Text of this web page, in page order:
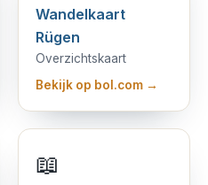
Wandelkaart
Rügen
Overzichtskaart
Bekijk op bol.com →
📖